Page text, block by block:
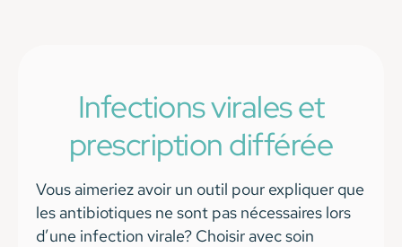
Infections virales et
prescription différée
Vous aimeriez avoir un outil pour expliquer que
les antibiotiques ne sont pas nécessaires lors
d’une infection virale? Choisir avec soin